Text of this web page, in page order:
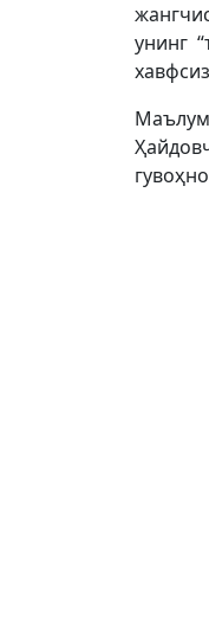
унинг
Маълум